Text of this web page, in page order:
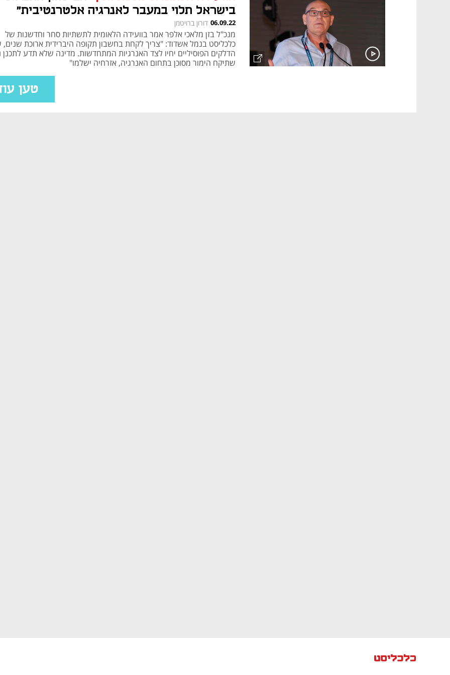
בישראל תלוי במעבר לאנרגיה אלטרנטיבית"
06.09.22 דורון ברויטמן
מנכ"ל בזן מלאכי אלפר אמר בוועידה הלאומית לתשתיות סחר וחדשנות של
כלכליסט בנמל אשדוד: "צריך לקחת בחשבון תקופה היברידית ארוכת
הדלקים הפוסיליים יחיו לצד האנרגיות המתחדשות. מדינה שלא תדע לתכנן
שתיקח הימור מסוכן בתחום האנרגיה, אזרחיה ישלמו"
טען